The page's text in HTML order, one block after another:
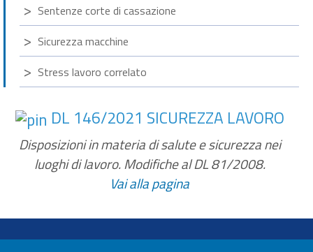
Sentenze corte di cassazione
Sicurezza macchine
Stress lavoro correlato
DL 146/2021 SICUREZZA LAVORO
Disposizioni in materia di salute e sicurezza nei
luoghi di lavoro. Modifiche al DL 81/2008.
Vai alla pagina